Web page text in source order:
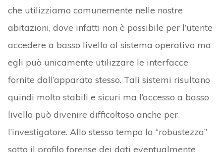
che utilizziamo comunemente nelle nostre
abitazioni, dove infatti non è possibile per l’utente
accedere a basso livello al sistema operativo ma
egli può unicamente utilizzare le interfacce
fornite dall’apparato stesso. Tali sistemi risultano
quindi molto stabili e sicuri ma l’accesso a basso
livello può divenire difficoltoso anche per
l’investigatore. Allo stesso tempo la “robustezza”
sotto il profilo forense dei dati eventualmente